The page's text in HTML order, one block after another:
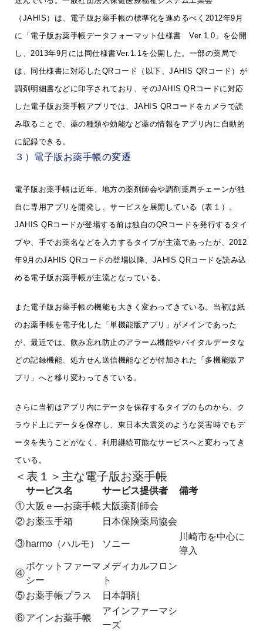
（JAHIS）は、電子版お薬手帳の標準化を進めるべく2012年9月
に「電子版お薬手帳データフォーマット仕様書 Ver.1.0」を公開
し、2013年9月には同仕様書Ver.1.1を公開した。一部の薬局で
は、同仕様書に対応したQRコード（以下、JAHIS QRコード）が
調剤明細書などに印字されており、そのJAHIS QRコードに対応
した電子版お薬手帳アプリでは、JAHIS QRコードをカメラで読
み取ることで、薬の種類や効能など薬の情報をアプリ内に自動的
に記録できる。
３）電子版お薬手帳の変遷
電子版お薬手帳は近年、地方の薬剤師会や調剤薬局チェーンが独
自に専用アプリを開発し、サービスを展開している（表１）。
JAHIS QRコードが登場する前は独自のQRコードを発行するタイ
プや、手でお薬名などを入力するタイプが主流であったが、2012
年9月のJAHIS QRコードの登場以降、JAHIS QRコードを読み込
める電子版お薬手帳が主流となっている。
また電子版お薬手帳の機能も大きく変わってきている。当初は紙
のお薬手帳を電子化した「単機能版アプリ」がメインであった
が、最近では、飲み忘れ防止のアラーム機能やバイタルデータな
どの記録機能、処方せん送信機能などが付加された「多機能版ア
プリ」へと移り変わってきている。
さらに当初はアプリ内にデータを保存するタイプのものから、ク
ラウド上にデータを保存し、東日本大震災のような災害時でもデ
ータを失うことがなく、利用継続可能なサービスへと変わってき
ている。
＜表１＞主な電子版お薬手帳
サービス名 サービス提供者
備考
①大阪ｅ―お薬手帳 大阪薬剤師会
②お薬玉手箱 日本保険薬局協会
③ harmo（ハルモ） ソニー
川崎市を中心に
導入
④
ポケットファーマ
シー
メディカルフロン
ト
⑤お薬手帳プラス 日本調剤
⑥アインお薬手帳
アインファーマシ
ーズ